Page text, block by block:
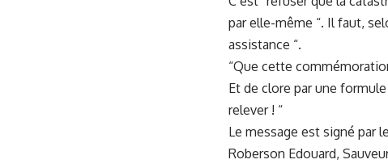
par elle-même “. Il faut,
assistance “.
“Que cette
Et de clore par une
relever ! “
Le message est signé par
Roberson Edouard,